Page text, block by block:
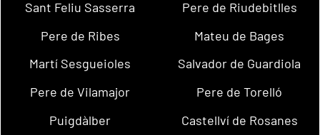
Sant Feliu Sasserra
Pere de Riudebitlles
Pere de Ribes
Mateu de Bages
Martí Sesgueioles
Salvador de Guardiola
Pere de Vilamajor
Pere de Torelló
Puigdàlber
Castellví de Rosanes